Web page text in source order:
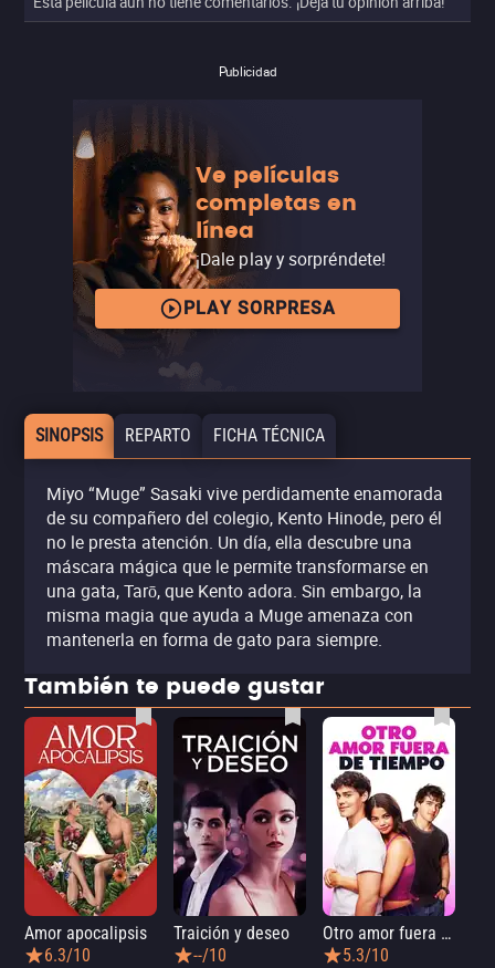
Publicidad
Ve películas
completas en
línea
¡Dale play y sorpréndete!
PLAY SORPRESA
SINOPSIS REPARTO FICHA TÉCNICA
Miyo “Muge” Sasaki vive perdidamente enamorada
de su compañero del colegio, Kento Hinode, pero él
no le presta atención. Un día, ella descubre una
máscara mágica que le permite transformarse en
una gata, Tarō, que Kento adora. Sin embargo, la
misma magia que ayuda a Muge amenaza con
mantenerla en forma de gato para siempre.
También te puede gustar
Amor apocalipsis
6.3/10
Traición y deseo
--/10
Otro amor fuera de tiempo
5.3/10